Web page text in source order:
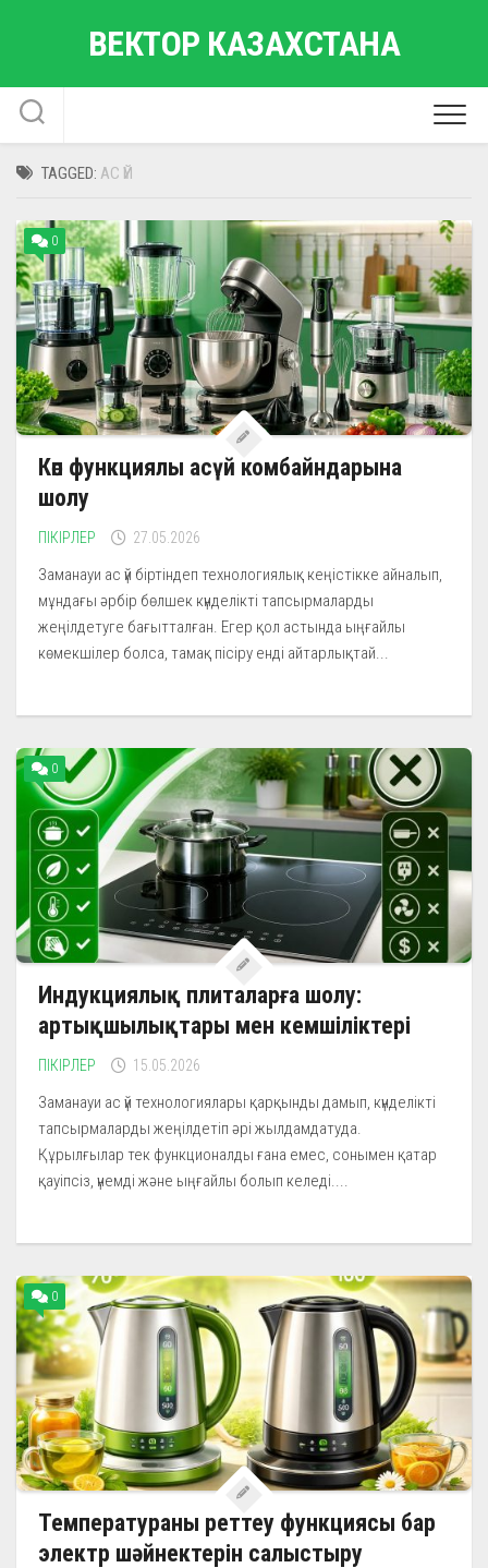
ВЕКТОР КАЗАХСТАНА
TAGGED: АС ҮЙ
0
Көп функциялы асүй комбайндарына
шолу
ПІКІРЛЕР 27.05.2026
Заманауи ас үй біртіндеп технологиялық кеңістікке айналып,
мұндағы әрбір бөлшек күнделікті тапсырмаларды
жеңілдетуге бағытталған. Егер қол астында ыңғайлы
көмекшілер болса, тамақ пісіру енді айтарлықтай...
0
Индукциялық плиталарға шолу:
артықшылықтары мен кемшіліктері
ПІКІРЛЕР 15.05.2026
Заманауи ас үй технологиялары қарқынды дамып, күнделікті
тапсырмаларды жеңілдетіп әрі жылдамдатуда.
Құрылғылар тек функционалды ғана емес, сонымен қатар
қауіпсіз, үнемді және ыңғайлы болып келеді....
0
Температураны реттеу функциясы бар
электр шәйнектерін салыстыру